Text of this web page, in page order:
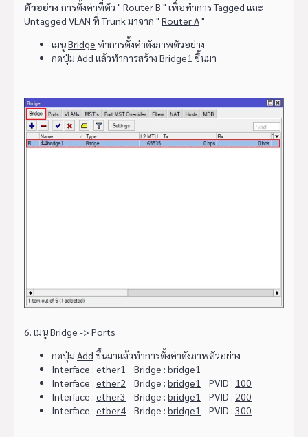
ตัวอย่าง การตั้งค่าที่ตัว " Router B " เพื่อทำการ Tagged และ
Untagged VLAN ที่ Trunk มาจาก " Router A"
เมนูBridge ทำการตั้งค่าดังภาพตัวอย่าง
กดปุ่ม Add แล้วทำการสร้าง Bridge1 ขึ้นมา
6. เมนูBridge -> Ports
กดปุ่ม Add ขึ้นมาแล้วทำการตั้งค่าดังภาพตัวอย่าง
Interface : ether1 Bridge : bridge1
Interface : ether2 Bridge : bridge1 PVID : 100
Interface : ether3 Bridge : bridge1 PVID : 200
Interface : etber4 Bridge : bridge1 PVID : 300